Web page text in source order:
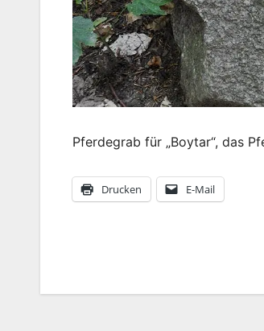
Pferdegrab für „Boytar“, das
Drucken E-Mail